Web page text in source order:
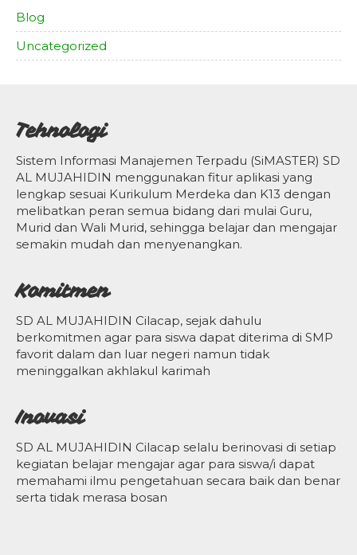
Blog
Uncategorized
Tehnologi
Sistem Informasi Manajemen Terpadu (SiMASTER) SD
AL MUJAHIDIN menggunakan fitur aplikasi yang
lengkap sesuai Kurikulum Merdeka dan K13 dengan
melibatkan peran semua bidang dari mulai Guru,
Murid dan Wali Murid, sehingga belajar dan mengajar
semakin mudah dan menyenangkan.
Komitmen
SD AL MUJAHIDIN Cilacap, sejak dahulu
berkomitmen agar para siswa dapat diterima di SMP
favorit dalam dan luar negeri namun tidak
meninggalkan akhlakul karimah
Inovasi
SD AL MUJAHIDIN Cilacap selalu berinovasi di setiap
kegiatan belajar mengajar agar para siswa/i dapat
memahami ilmu pengetahuan secara baik dan benar
serta tidak merasa bosan